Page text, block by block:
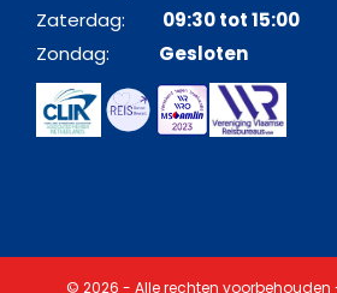
Zaterdag: 09:30 tot 15:00
Zondag: Gesloten
© 2026 - Alle rechten voorbehouden